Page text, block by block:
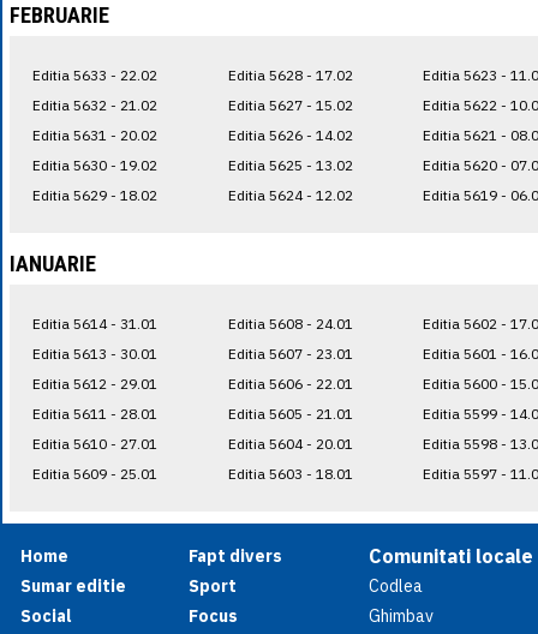
FEBRUARIE
Editia 5633 - 22.02
Editia 5632 - 21.02
Editia 5631 - 20.02
Editia 5630 - 19.02
Editia 5629 - 18.02
Editia 5628 - 17.02
Editia 5627 - 15.02
Editia 5626 - 14.02
Editia 5625 - 13.02
Editia 5624 - 12.02
Editia 5623 -
Editia 5622 -
Editia 5621 -
Editia 5620 -
Editia 5619 -
IANUARIE
Editia 5614 - 31.01
Editia 5613 - 30.01
Editia 5612 - 29.01
Editia 5611 - 28.01
Editia 5610 - 27.01
Editia 5609 - 25.01
Editia 5608 - 24.01
Editia 5607 - 23.01
Editia 5606 - 22.01
Editia 5605 - 21.01
Editia 5604 - 20.01
Editia 5603 - 18.01
Editia 5602 -
Editia 5601 -
Editia 5600 -
Editia 5599 -
Editia 5598 -
Editia 5597 -
Home
Sumar editie
Social
Fapt divers
Sport
Focus
Comunitati locale
Codlea
Ghimbav